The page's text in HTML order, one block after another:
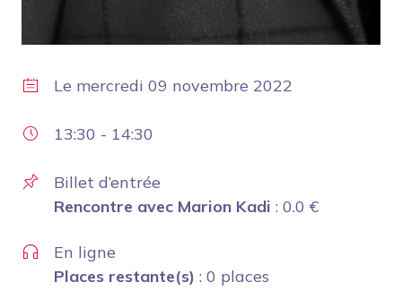
Le mercredi 09 novembre 2022
13:30 - 14:30
Billet d’entrée
Rencontre avec Marion Kadi : 0.0 €
En ligne
Places restante(s) : 0 places